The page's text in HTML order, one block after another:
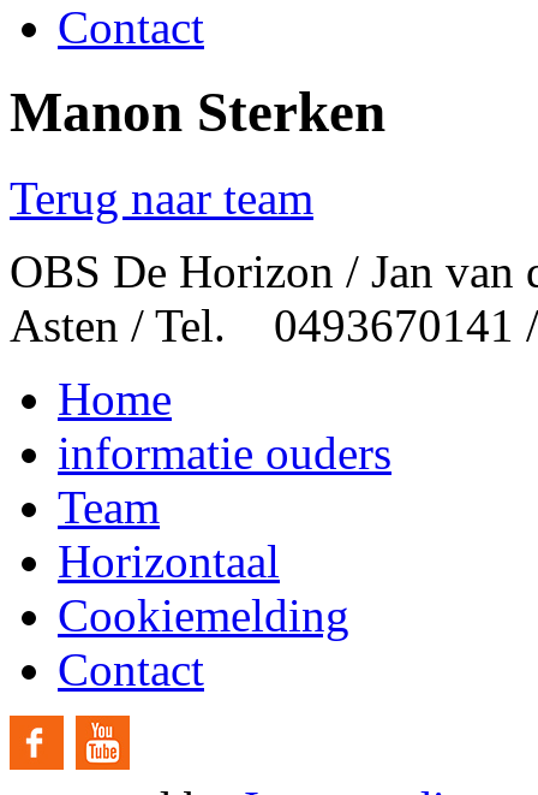
Contact
Manon Sterken
Terug naar team
OBS De Horizon / Jan van
Asten / Tel. 0493670141
Home
informatie ouders
Team
Horizontaal
Cookiemelding
Contact